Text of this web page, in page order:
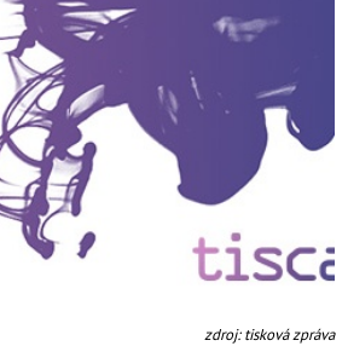
zdroj: tisková zpráva